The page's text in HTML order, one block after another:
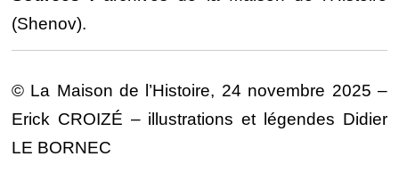
(Shenov).
© La Maison de l’Histoire, 24 novembre 2025 –
Erick CROIZÉ – illustrations et légendes Didier
LE BORNEC